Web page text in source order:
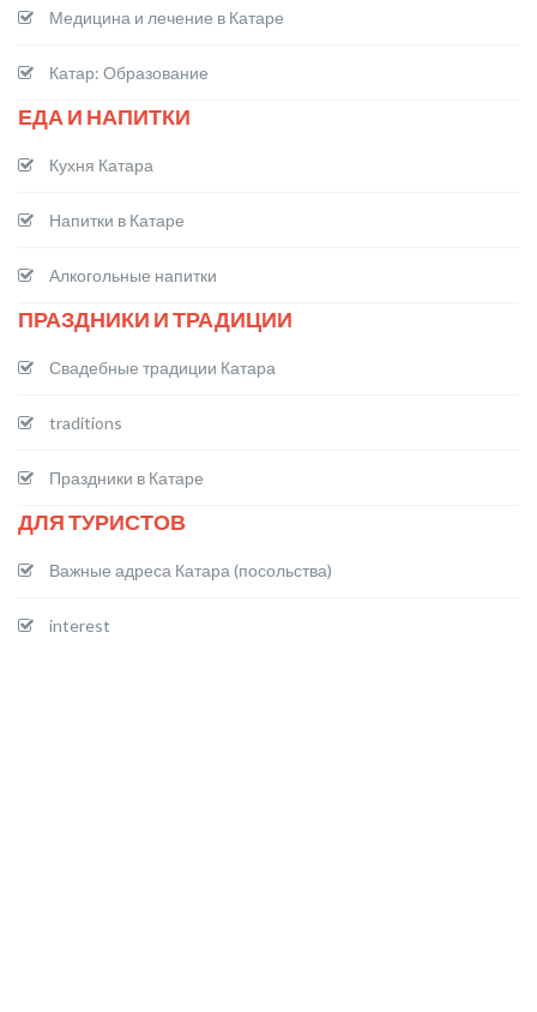
Медицина и лечение в Катаре
Катар: Образование
ЕДА И НАПИТКИ
Кухня Катара
Напитки в Катаре
Алкогольные напитки
ПРАЗДНИКИ И ТРАДИЦИИ
Свадебные традиции Катара
traditions
Праздники в Катаре
ДЛЯ ТУРИСТОВ
Важные адреса Катара (посольства)
interest